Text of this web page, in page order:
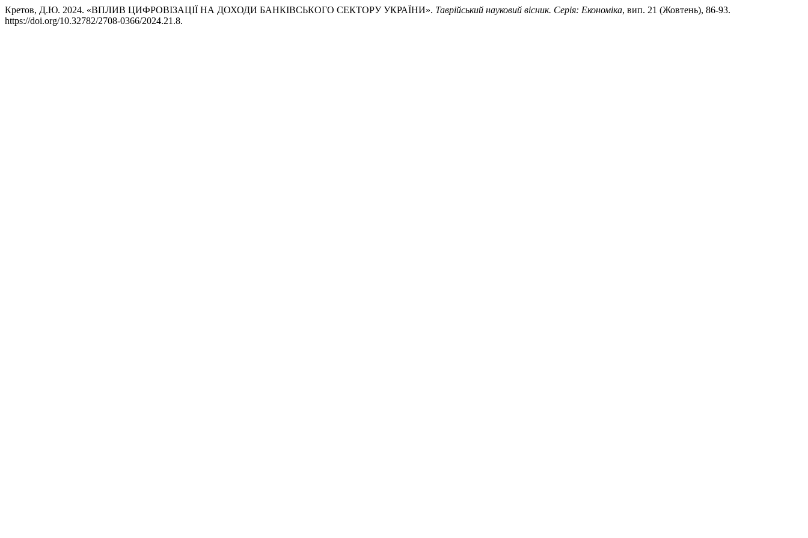
Кретов, Д.Ю. 2024. «ВПЛИВ ЦИФРОВІЗАЦІЇ НА ДОХОДИ БАНКІВСЬКОГО СЕКТОРУ УКРАЇНИ». Таврійський науковий вісник. Серія: Економіка, вип. 21 (Жовтень), 86-93.
https://doi.org/10.32782/2708-0366/2024.21.8.